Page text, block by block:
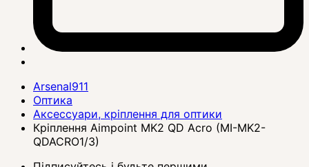
Arsenal911
Оптика
Аксессуари, кріплення для оптики
Кріплення Aimpoint MK2 QD Acro (MI-MK2-
QDACRO1/3)